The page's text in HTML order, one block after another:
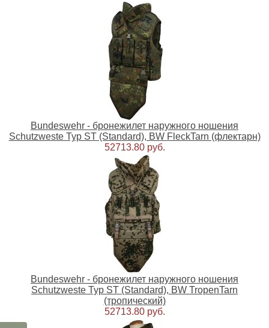
Bundeswehr - бронежилет наружного ношения
Schutzweste Typ ST (Standard), BW FleckTarn (флектарн)
52713.80 руб.
Bundeswehr - бронежилет наружного ношения
Schutzweste Typ ST (Standard), BW TropenTarn
(тропический)
52713.80 руб.